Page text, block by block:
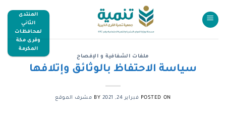
المنتدى
الثاني
لمحافظات
وقرى مكة
المكرمة
ملفات الشفافية و الإفصاح
سياسة الاحتفاظ بالوثائق وإتلافها
POSTED ON فبراير 24, 2021 مشرف الموقع